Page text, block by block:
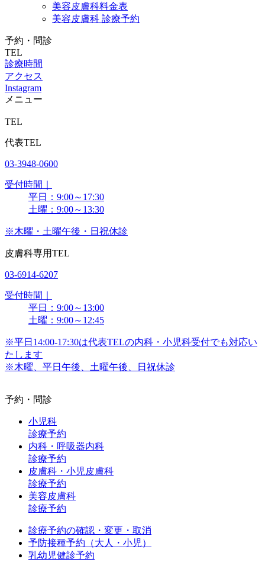
美容皮膚科料金表
美容皮膚科 診療予約
予約・問診
TEL
診療時間
アクセス
Instagram
メニュー
TEL
代表TEL
03-3948-0600
受付時間｜
平日：9:00～17:30
土曜：9:00～13:30
※木曜・土曜午後・日祝休診
皮膚科専用TEL
03-6914-6207
受付時間｜
平日：9:00～13:00
土曜：9:00～12:45
※平日14:00-17:30は代表TELの内科・小児科受付でも対応い
たします
※木曜、平日午後、土曜午後、日祝休診
予約・問診
小児科
診療予約
内科・呼吸器内科
診療予約
皮膚科・小児皮膚科
診療予約
美容皮膚科
診療予約
診療予約の確認・変更・取消
予防接種予約（大人・小児）
乳幼児健診予約